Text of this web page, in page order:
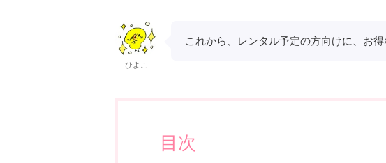
ひよこ
これから、レンタル予定の方向けに、お得
目次